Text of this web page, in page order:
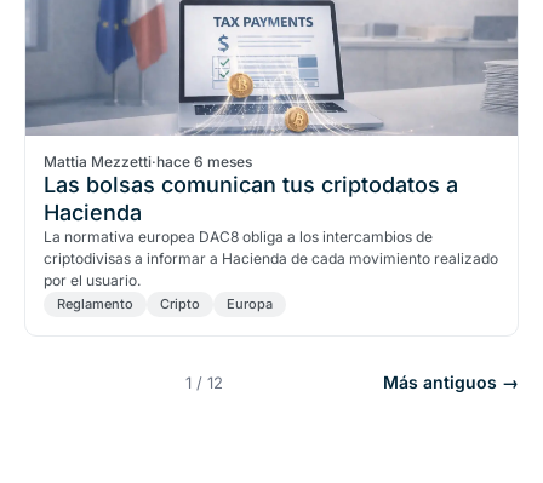
Mattia Mezzetti·hace 6 meses
Las bolsas comunican tus criptodatos a
Hacienda
La normativa europea DAC8 obliga a los intercambios de
criptodivisas a informar a Hacienda de cada movimiento realizado
por el usuario.
Reglamento Cripto Europa
1 / 12 Más antiguos →